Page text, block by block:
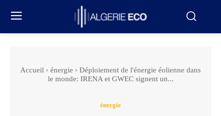
Accueil énergie
Déploiement de l'énergie éolienne dans
le monde: IRENA et GWEC signent un...
énergie